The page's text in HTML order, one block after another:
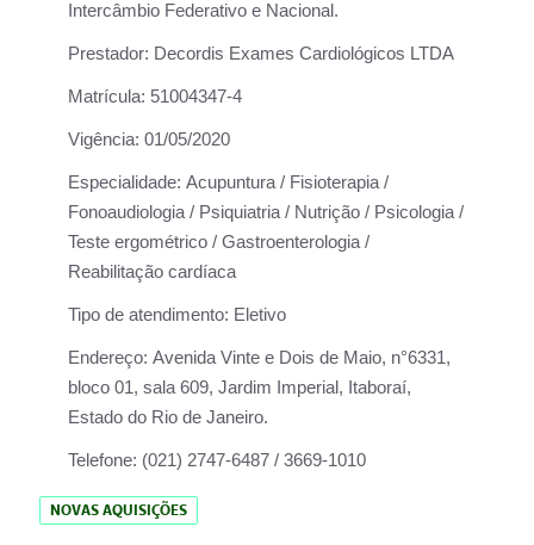
Intercâmbio Federativo e Nacional.
Prestador: Decordis Exames Cardiológicos LTDA
Matrícula: 51004347-4
Vigência: 01/05/2020
Especialidade: Acupuntura / Fisioterapia /
Fonoaudiologia / Psiquiatria / Nutrição / Psicologia /
Teste ergométrico / Gastroenterologia /
Reabilitação cardíaca
Tipo de atendimento: Eletivo
Endereço: Avenida Vinte e Dois de Maio, n°6331,
bloco 01, sala 609, Jardim Imperial, Itaboraí,
Estado do Rio de Janeiro.
Telefone: (021) 2747-6487 / 3669-1010
NOVAS AQUISIÇÕES